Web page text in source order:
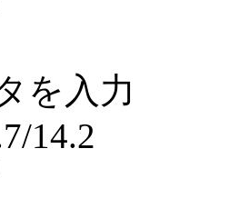
を入力
14.2